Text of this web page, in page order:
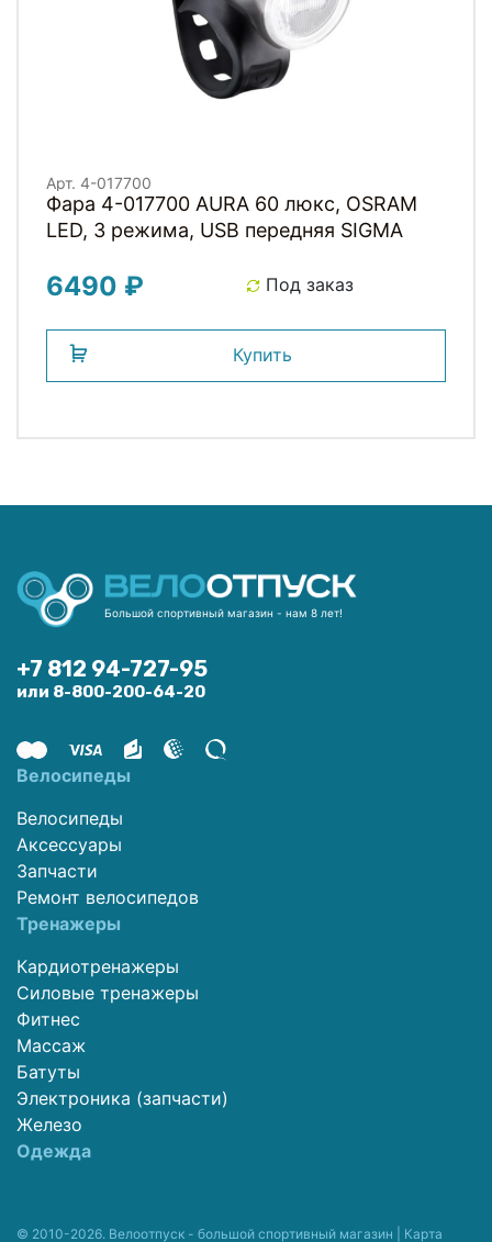
Арт. 4-017700
Фара 4-017700 AURA 60 люкс, OSRAM
LED, 3 режима, USB передняя SIGMA
6490 ₽ Под заказ
Купить
Большой спортивный магазин - нам 8 лет!
+7 812 94-727-95
или 8-800-200-64-20
Велосипеды
Велосипеды
Аксессуары
Запчасти
Ремонт велосипедов
Тренажеры
Кардиотренажеры
Силовые тренажеры
Фитнес
Массаж
Батуты
Электроника (запчасти)
Железо
Одежда
© 2010-2026. Велоотпуск - большой спортивный магазин | Карта